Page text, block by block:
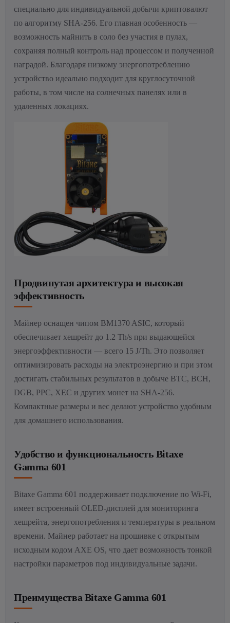
специально для индивидуальной добычи криптовалют
по алгоритму SHA-256. Его главная особенность —
возможность майнить в соло без участия в пулах,
сохраняя полный контроль над процессом и полученной
наградой. Благодаря низкому энергопотреблению
устройство идеально подходит для круглосуточной
работы, в том числе на солнечных панелях или в
удаленных локациях.
Продвинутая архитектура и высокая
эффективность
Майнер оснащен чипом BM1370 ASIC, который
обеспечивает хешрейт до 1.2 Th/s при выдающейся
энергоэффективности — всего 15 J/Th. Это позволяет
оптимизировать расходы на электроэнергию и при этом
достигать стабильных результатов в добыче BTC, BCH,
DGB, PPC, XEC и других монет на SHA-256.
Компактные размеры и вес делают устройство удобным
для домашнего использования.
Удобство и функциональность Bitaxe
Gamma 601
Bitaxe Gamma 601 поддерживает подключение по Wi-Fi,
имеет встроенный OLED-дисплей для мониторинга
хешрейта, энергопотребления и температуры в реальном
времени. Майнер работает на прошивке с открытым
исходным кодом AXE OS, что дает возможность тонкой
настройки параметров под индивидуальные задачи.
Преимущества Bitaxe Gamma 601